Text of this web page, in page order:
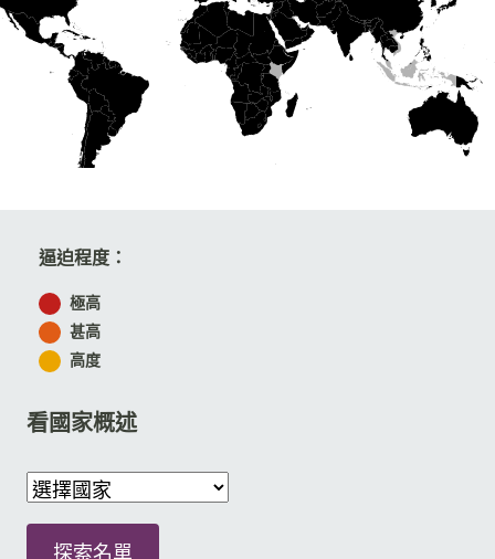
逼迫程度：
極高
甚高
高度
看國家概述
探索名單